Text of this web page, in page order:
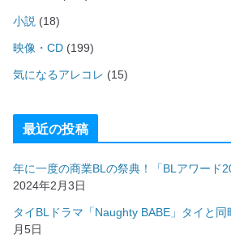
小説 (18)
映像・CD (199)
気になるアレコレ (15)
最近の投稿
年に一度の商業BLの祭典！「BLアワード
2024年2月3日
タイBLドラマ「Naughty BABE」タイと同
月5日